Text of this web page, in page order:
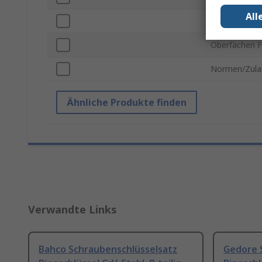
VDE 1000V
Oberfächen
Normen/
Ähnliche Produkte finden
Verwandte Links
Bahco Schraubenschlüsselsatz
Gedore